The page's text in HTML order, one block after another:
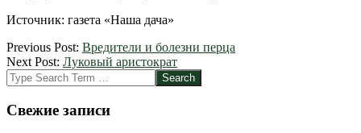
Источник: газета «Наша дача»
2012-
03-
25
Previous Post: Вредители и болезни перца
Next Post: Луковый аристократ
Search
Свежие записи